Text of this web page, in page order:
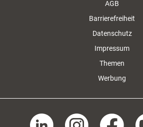
AGB
Barrierefreiheit
Datenschutz
Impressum
Themen
Werbung